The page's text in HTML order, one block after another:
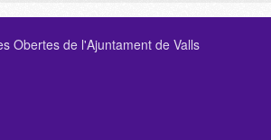
Obertes de l'Ajuntament de Valls